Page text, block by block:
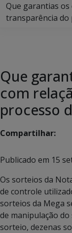
Que garantias os
transparência do
Que
com
processo
Compartilhar:
Publicado em 15
Os sorteios da
de controle
sorteios da Mega
de manipulação
sorteio, dezenas